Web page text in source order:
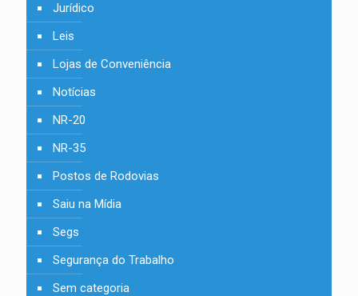
Jurídico
Leis
Lojas de Conveniência
Notícias
NR-20
NR-35
Postos de Rodovias
Saiu na Mídia
Segs
Segurança do Trabalho
Sem categoria